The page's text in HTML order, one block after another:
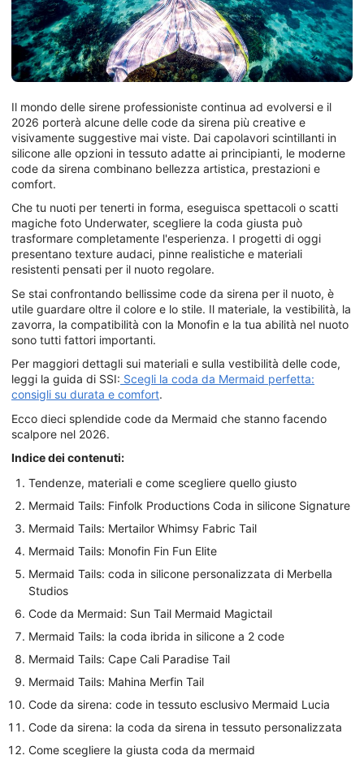
Il mondo delle sirene professioniste continua ad evolversi e il
2026 porterà alcune delle code da sirena più creative e
visivamente suggestive mai viste. Dai capolavori scintillanti in
silicone alle opzioni in tessuto adatte ai principianti, le moderne
code da sirena combinano bellezza artistica, prestazioni e
comfort.
Che tu nuoti per tenerti in forma, eseguisca spettacoli o scatti
magiche foto Underwater, scegliere la coda giusta può
trasformare completamente l'esperienza. I progetti di oggi
presentano texture audaci, pinne realistiche e materiali
resistenti pensati per il nuoto regolare.
Se stai confrontando bellissime code da sirena per il nuoto, è
utile guardare oltre il colore e lo stile. Il materiale, la vestibilità, la
zavorra, la compatibilità con la Monofin e la tua abilità nel nuoto
sono tutti fattori importanti.
Per maggiori dettagli sui materiali e sulla vestibilità delle code,
leggi la guida di SSI: Scegli la coda da Mermaid perfetta:
consigli su durata e comfort.
Ecco dieci splendide code da Mermaid che stanno facendo
scalpore nel 2026.
Indice dei contenuti:
Tendenze, materiali e come scegliere quello giusto
Mermaid Tails: Finfolk Productions Coda in silicone Signature
Mermaid Tails: Mertailor Whimsy Fabric Tail
Mermaid Tails: Monofin Fin Fun Elite
Mermaid Tails: coda in silicone personalizzata di Merbella
Studios
Code da Mermaid: Sun Tail Mermaid Magictail
Mermaid Tails: la coda ibrida in silicone a 2 code
Mermaid Tails: Cape Cali Paradise Tail
Mermaid Tails: Mahina Merfin Tail
Code da sirena: code in tessuto esclusivo Mermaid Lucia
Code da sirena: la coda da sirena in tessuto personalizzata
Come scegliere la giusta coda da mermaid